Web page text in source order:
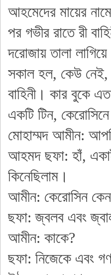
আহমেদের মায়ের
পর গভীর রাতে রী
দরোজায় তালা
সকাল হল, কেউ নেই,
বাহিনী। কার বুকে
একটি টিন,
মোহাম্মদ আমীন:
আহমদ ছফা: হাঁ,
কিনেছিলাম।
আমীন: কেরোসিন
ছফা: জ্বলব এবং
আমীন: কাকে?
ছফা: নিজেকে এবং